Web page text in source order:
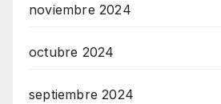
noviembre 2024
octubre 2024
septiembre 2024